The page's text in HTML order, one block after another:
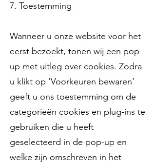
7. Toestemming
Wanneer u onze website voor het
eerst bezoekt, tonen wij een pop-
up met uitleg over cookies. Zodra
u klikt op ‘Voorkeuren bewaren’
geeft u ons toestemming om de
categorieën cookies en plug-ins te
gebruiken die u heeft
geselecteerd in de pop-up en
welke zijn omschreven in het